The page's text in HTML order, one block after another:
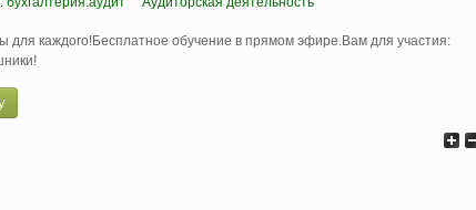
для каждого!Бесплатное обучение в прямом эфире.Вам для участия: